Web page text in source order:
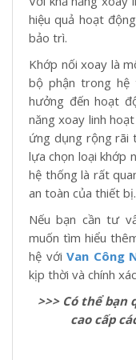
hiệu quả hoạt
bảo trì.
Khớp nối xoay là
bộ phận trong hệ
hưởng đến hoạt
năng xoay linh
ứng dụng rộng rãi
lựa chọn loại khớp
hệ thống là rất
an toàn của thiết bị.
Nếu bạn cần tư
muốn tìm hiểu
hệ với Van Công
kịp thời và chính
>>> Có thể bạn
cao cấp